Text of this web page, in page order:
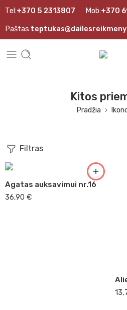
Tel:+370 5 2313807 Mob:+370
Paštas:
Kitos
Pradžia
Filtras
Agatas auksavimui nr.16
36,90 €